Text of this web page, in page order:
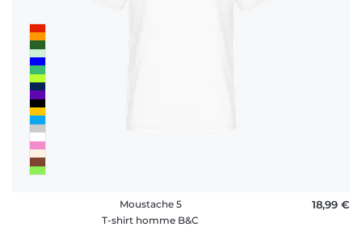
Moustache 5
T-shirt homme B&C
18,99 €